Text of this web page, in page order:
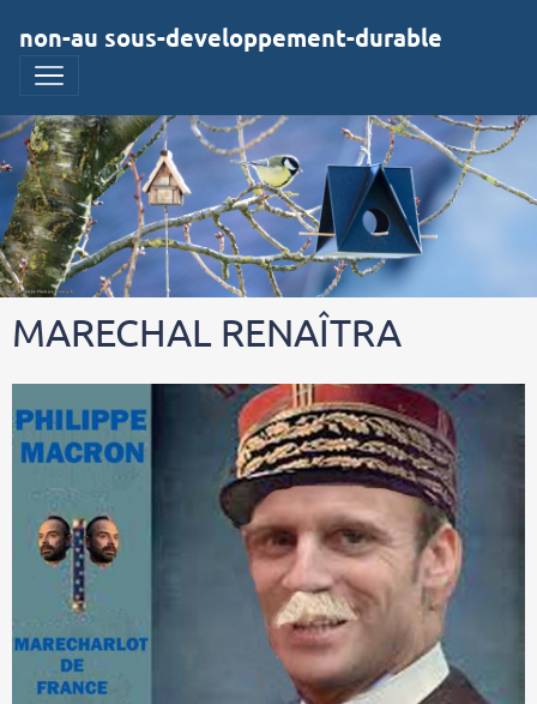
non-au sous-developpement-durable
MARECHAL RENAÎTRA